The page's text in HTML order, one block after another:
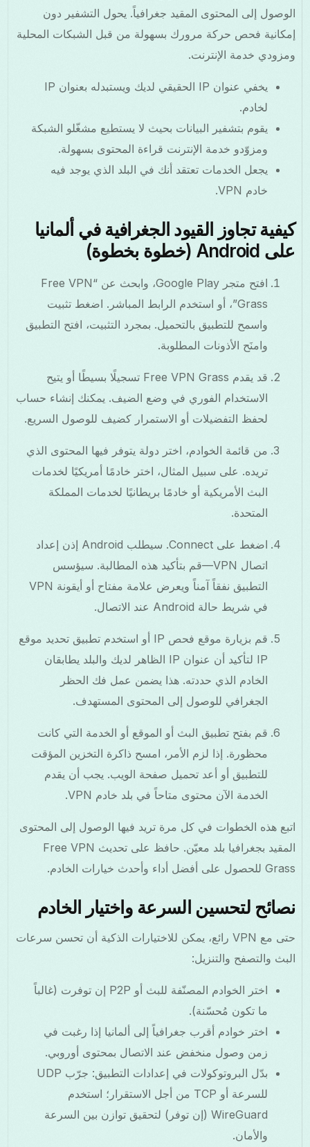
الوصول إلى المحتوى المقيد جغرافياً. يحول التشفير دون
إمكانية فحص حركة مرورك بسهولة من قبل الشبكات المحلية
ومزودي خدمة الإنترنت.
يخفي عنوان IP الحقيقي لديك ويستبدله بعنوان IP
لخادم.
يقوم بتشفير البيانات بحيث لا يستطيع مشغّلو الشبكة
ومزوّدو خدمة الإنترنت قراءة المحتوى بسهولة.
يجعل الخدمات تعتقد أنك في البلد الذي يوجد فيه
خادم VPN.
كيفية تجاوز القيود الجغرافية في ألمانيا
على Android (خطوة بخطوة)
افتح متجر Google Play، وابحث عن “Free VPN
Grass”، أو استخدم الرابط المباشر. اضغط تثبيت
واسمح للتطبيق بالتحميل. بمجرد التثبيت، افتح التطبيق
وامنَح الأذونات المطلوبة.
قد يقدم Free VPN Grass تسجيلًا بسيطًا أو يتيح
الاستخدام الفوري في وضع الضيف. يمكنك إنشاء حساب
لحفظ التفضيلات أو الاستمرار كضيف للوصول السريع.
من قائمة الخوادم، اختر دولة يتوفر فيها المحتوى الذي
تريده. على سبيل المثال، اختر خادمًا أمريكيًا لخدمات
البث الأمريكية أو خادمًا بريطانيًا لخدمات المملكة
المتحدة.
اضغط على Connect. سيطلب Android إذن إعداد
اتصال VPN—قم بتأكيد هذه المطالبة. سيؤسس
التطبيق نفقاً آمناً ويعرض علامة مفتاح أو أيقونة VPN
في شريط حالة Android عند الاتصال.
قم بزيارة موقع فحص IP أو استخدم تطبيق تحديد موقع
IP لتأكيد أن عنوان IP الظاهر لديك والبلد يطابقان
الخادم الذي حددته. هذا يضمن عمل فك الحظر
الجغرافي للوصول إلى المحتوى المستهدف.
قم بفتح تطبيق البث أو الموقع أو الخدمة التي كانت
محظورة. إذا لزم الأمر، امسح ذاكرة التخزين المؤقت
للتطبيق أو أعد تحميل صفحة الويب. يجب أن يقدم
الخدمة الآن محتوى متاحاً في بلد خادم VPN.
اتبع هذه الخطوات في كل مرة تريد فيها الوصول إلى المحتوى
المقيد بجغرافيا بلد معيّن. حافظ على تحديث Free VPN
Grass للحصول على أفضل أداء وأحدث خيارات الخادم.
نصائح لتحسين السرعة واختيار الخادم
حتى مع VPN رائع، يمكن للاختيارات الذكية أن تحسن سرعات
البث والتصفح والتنزيل:
اختر الخوادم المصنّفة للبث أو P2P إن توفرت (غالباً
ما تكون مُحسّنة).
اختر خوادم أقرب جغرافياً إلى ألمانيا إذا رغبت في
زمن وصول منخفض عند الاتصال بمحتوى أوروبي.
بدّل البروتوكولات في إعدادات التطبيق: جرّب UDP
للسرعة أو TCP من أجل الاستقرار؛ استخدم
WireGuard (إن توفر) لتحقيق توازن بين السرعة
والأمان.